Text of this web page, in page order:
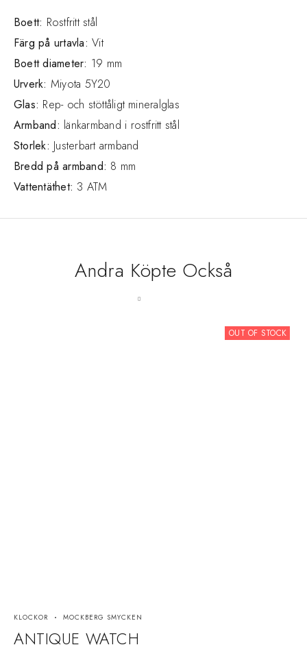
Boett: Rostfritt stål
Färg på urtavla: Vit
Boett diameter: 19 mm
Urverk: Miyota 5Y20
Glas: Rep- och stöttåligt mineralglas
Armband: länkarmband i rostfritt stål
Storlek: Justerbart armband
Bredd på armband: 8 mm
Vattentäthet: 3 ATM
Andra Köpte Också
OUT OF STOCK
KLOCKOR MOCKBERG SMYCKEN
ANTIQUE WATCH